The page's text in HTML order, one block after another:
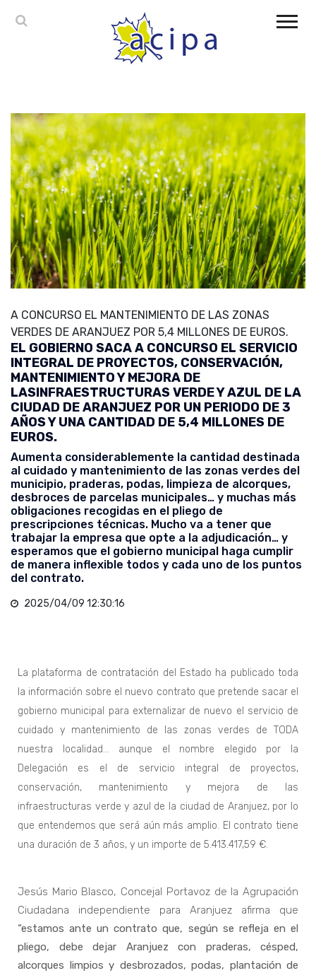
A CONCURSO EL MANTENIMIENTO DE LAS ZONAS
VERDES DE ARANJUEZ POR 5,4 MILLONES DE EUROS.
EL GOBIERNO SACA A CONCURSO EL SERVICIO
INTEGRAL DE PROYECTOS, CONSERVACIÓN,
MANTENIMIENTO Y MEJORA DE
LASINFRAESTRUCTURAS VERDE Y AZUL DE LA
CIUDAD DE ARANJUEZ POR UN PERIODO DE 3
AÑOS Y UNA CANTIDAD DE 5,4 MILLONES DE
EUROS.
Aumenta considerablemente la cantidad destinada
al cuidado y mantenimiento de las zonas verdes del
municipio, praderas, podas, limpieza de alcorques,
desbroces de parcelas municipales… y muchas más
obligaciones recogidas en el pliego de
prescripciones técnicas. Mucho va a tener que
trabajar la empresa que opte a la adjudicación… y
esperamos que el gobierno municipal haga cumplir
de manera inflexible todos y cada uno de los puntos
del contrato.
2025/04/09 12:30:16
La plataforma de contratación del Estado ha publicado toda
la información sobre el nuevo contrato que pretende sacar el
gobierno municipal para externalizar de nuevo el servicio de
cuidado y mantenimiento de las zonas verdes de TODA
nuestra localidad… aunque el nombre elegido por la
Delegación es el de servicio integral de proyectos,
conservación, mantenimiento y mejora de las
infraestructuras verde y azul de la ciudad de Aranjuez, por lo
que entendemos que será aún más amplio. El contrato tiene
una duración de 3 años, y un importe de 5.413.417,59 €.
Jesús Mario Blasco, Concejal Portavoz de la Agrupación
Ciudadana independiente para Aranjuez afirma que
“estamos ante un contrato que, según se refleja en el
pliego, debe dejar Aranjuez con praderas, césped,
alcorques limpios y desbrozados, podas, plantación de